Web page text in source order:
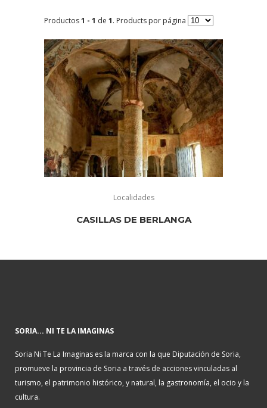
Productos1 - 1 de 1. Products por página
Localidades
CASILLAS DE BERLANGA
SORIA... NI TE LA IMAGINAS
Soria Ni Te La Imaginas es la marca con la que Diputación de Soria,
promueve la provincia de Soria a través de acciones vinculadas al
turismo, el patrimonio histórico, y natural, la gastronomía, el ocio y la
cultura.